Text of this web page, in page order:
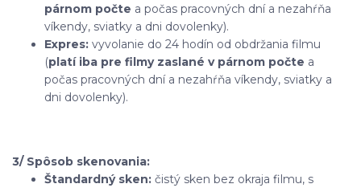
párnom počte a počas pracovných dní a nezahŕňa
víkendy, sviatky a dni dovolenky).
Expres: vyvolanie do 24 hodín od obdržania filmu
(platí iba pre filmy zaslané v párnom počte a
počas pracovných dní a nezahŕňa víkendy, sviatky a
dni dovolenky).
3/ Spôsob skenovania:
Štandardný sken: čistý sken bez okraja filmu, s